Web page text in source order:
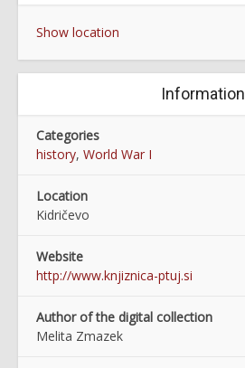
Show location
Information
Categories
history, World War I
Location
Kidričevo
Website
http://www.knjiznica-ptuj.si
Author of the digital collection
Melita Zmazek